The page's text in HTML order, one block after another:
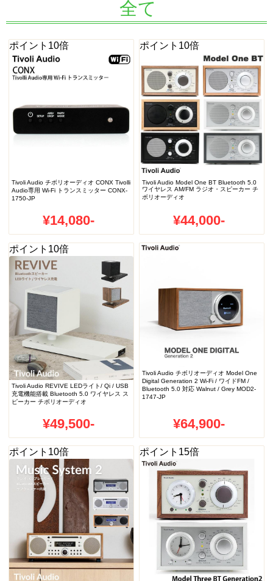
全て
ポイント10倍
Tivoli Audio チボリオーディオ CONX Tivolli
Audio専用 Wi-Fi トランスミッター CONX-
1750-JP
¥14,080-
ポイント10倍
Tivoli Audio Model One BT Bluetooth 5.0
ワイヤレス AM/FM ラジオ・スピーカー チ
ボリオーディオ
¥44,000-
ポイント10倍
Tivoli Audio REVIVE LEDライト/ Qi / USB
充電機能搭載 Bluetooth 5.0 ワイヤレス ス
ピーカー チボリオーディオ
¥49,500-
Tivoli Audio チボリオーディオ Model One
Digital Generation 2 Wi-Fi / ワイドFM /
Bluetooth 5.0 対応 Walnut / Grey MOD2-
1747-JP
¥64,900-
ポイント10倍 ポイント15倍